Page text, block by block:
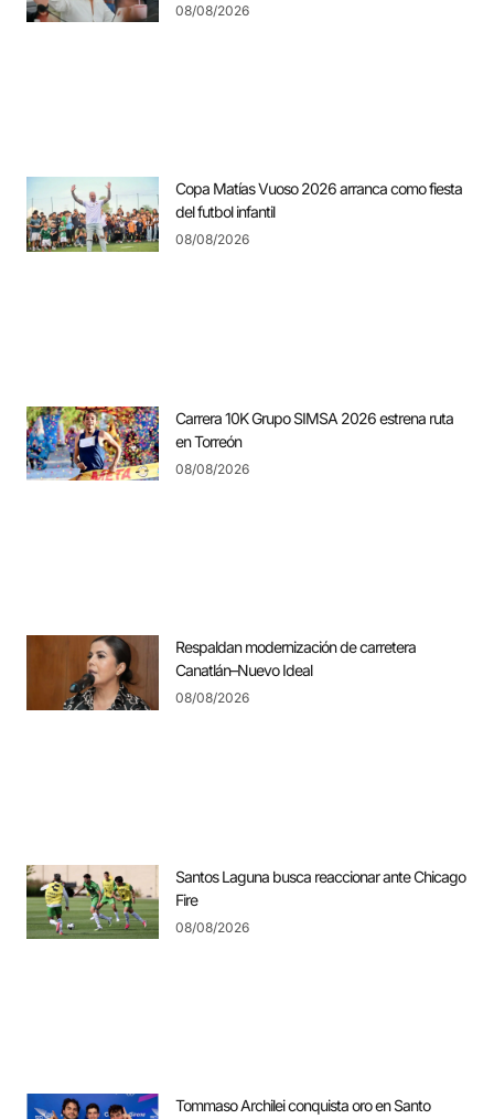
08/08/2026
Copa Matías Vuoso 2026 arranca como fiesta
del futbol infantil
08/08/2026
Carrera 10K Grupo SIMSA 2026 estrena ruta
en Torreón
08/08/2026
Respaldan modernización de carretera
Canatlán–Nuevo Ideal
08/08/2026
Santos Laguna busca reaccionar ante Chicago
Fire
08/08/2026
Tommaso Archilei conquista oro en Santo